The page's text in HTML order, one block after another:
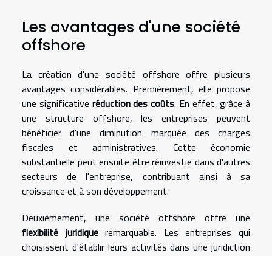
Les avantages d'une société
offshore
La création d'une société offshore offre plusieurs
avantages considérables. Premièrement, elle propose
une significative réduction des coûts. En effet, grâce à
une structure offshore, les entreprises peuvent
bénéficier d'une diminution marquée des charges
fiscales et administratives. Cette économie
substantielle peut ensuite être réinvestie dans d'autres
secteurs de l'entreprise, contribuant ainsi à sa
croissance et à son développement.
Deuxièmement, une société offshore offre une
flexibilité juridiqueremarquable. Les entreprises qui
choisissent d'établir leurs activités dans une juridiction